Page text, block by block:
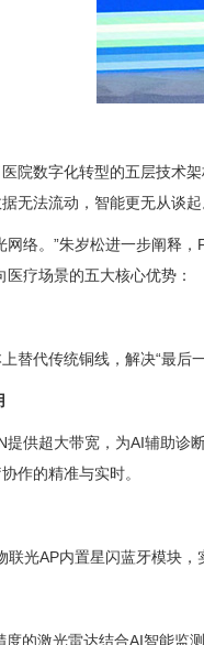
院数字化转型的五层技术
无法流动，智能更无从谈起
网络。”朱岁松进一步阐释
疗场景的五大核心优势：
替代传统铜线，解决“最后
供超大带宽，为AI辅助诊
作的精准与实时。
光AP内置星闪蓝牙模块
的激光雷达结合AI智能监